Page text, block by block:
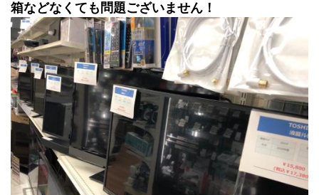
箱などなくても問題ございません！